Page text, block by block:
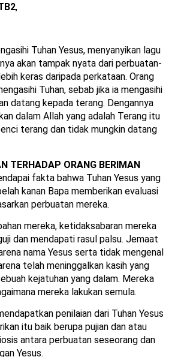
,
Tuhan Yesus, menyanyikan lagu
akan tampak nyata dari perbuatan-
keras daripada perkataan. Orang
Tuhan, sebab jika ia mengasihi
datang kepada terang. Dengannya
dalam Allah yang adalah Terang itu
terang dan tidak mungkin datang
TERHADAP ORANG BERIMAN
fakta bahwa Tuhan Yesus yang
kanan Bapa memberikan evaluasi
perbuatan mereka.
mereka, ketidaksabaran mereka
dan mendapati rasul palsu. Jemaat
nama Yesus serta tidak mengenal
telah meninggalkan kasih yang
kejatuhan yang dalam. Mereka
mereka lakukan semula.
penilaian dari Tuhan Yesus
itu baik berupa pujian dan atau
antara perbuatan seseorang dan
Yesus.